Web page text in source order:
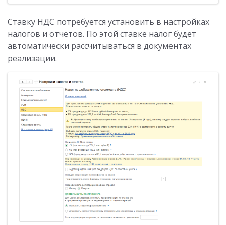
Ставку НДС потребуется установить в настройках
налогов и отчетов. По этой ставке налог будет
автоматически рассчитываться в документах
реализации.